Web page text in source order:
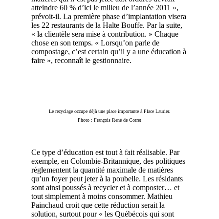
atteindre 60 % d’ici le milieu de l’année 2011 »,
prévoit-il. La première phase d’implantation visera
les 22 restaurants de la Halte Bouffe. Par la suite,
« la clientèle sera mise à contribution. » Chaque
chose en son temps. « Lorsqu’on parle de
compostage, c’est certain qu’il y a une éducation à
faire », reconnaît le gestionnaire.
Le recyclage occupe déjà une place importante à Place Laurier.
Photo : François René de Cotret
Ce type d’éducation est tout à fait réalisable. Par
exemple, en Colombie-Britannique, des politiques
réglementent la quantité maximale de matières
qu’un foyer peut jeter à la poubelle. Les résidants
sont ainsi poussés à recycler et à composter… et
tout simplement à moins consommer. Mathieu
Painchaud croit que cette réduction serait la
solution, surtout pour « les Québécois qui sont